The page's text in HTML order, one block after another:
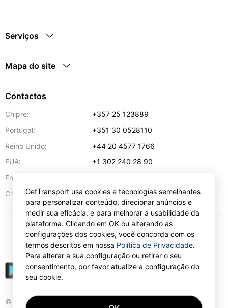
Serviços
Mapa do site
Contactos
Chipre:
+357 25 123889
Portugal:
+351 30 0528110
Reino Unido:
+44 20 4577 1766
EUA:
+1 302 240 28 90
Endereço de e-mail:
Chipre:
57 Spyrou Kyprianou,Lárnaca 6051
© Gettransport International Limited. GetTransport®
EUR
GetTransport usa cookies e tecnologias semelhantes
para personalizar conteúdo, direcionar anúncios e
medir sua eficácia, e para melhorar a usabilidade da
plataforma. Clicando em OK ou alterando as
configurações dos cookies, você concorda com os
termos descritos em nossa Política de Privacidade.
Para alterar a sua configuração ou retirar o seu
consentimento, por favor atualize a configuração do
seu cookie.